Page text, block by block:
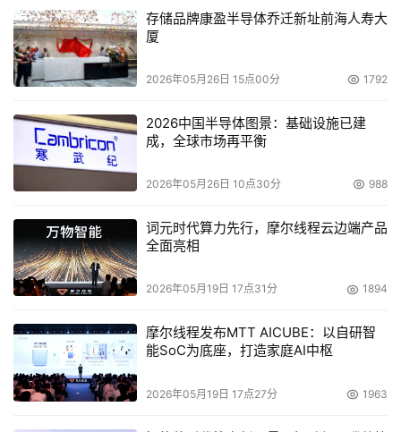
开发运维工具，适应未来的技术更新需求。这些对于用户提
高工作效率，加强对整个数据中心的控制，都有着十分重要
的意义。 新华三集团副总裁、中国区产品行销部IT产品部
的经济形势下，需要更加灵活、智能、高效的IT基础设施来
支撑用户同时面对传统业务与新IT架构的双重需求。“满足
这种需求的Synergy塑合型基础架构充分反映了新华三在新
新战略成果的集中体现，它将帮助客户在不抛弃现有资产的
同时快速向创意经济和数字经济进行转型，成为推动新经济
时代企业发展的强大引擎。”
本文来源于DOIT传媒，文章内容仅供参考，不构成投资建议。
存储品牌康盈半导体乔迁新址前海人寿大
厦
2026年05月26日 15点00分 1792
2026中国半导体图景：基础设施已建
成，全球市场再平衡
2026年05月26日 10点30分 988
词元时代算力先行，摩尔线程云边端产品
全面亮相
2026年05月19日 17点31分 1894
摩尔线程发布MTT AICUBE：以自研智
能SoC为底座，打造家庭AI中枢
2026年05月19日 17点27分 1963